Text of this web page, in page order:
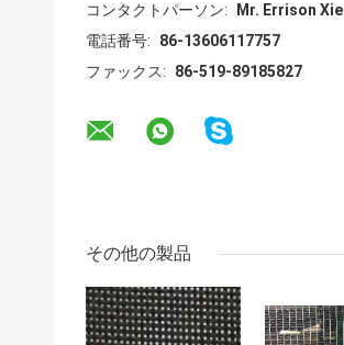
コンタクトパーソン:
Mr. Errison Xie
電話番号:
86-13606117757
ファックス:
86-519-89185827
その他の製品